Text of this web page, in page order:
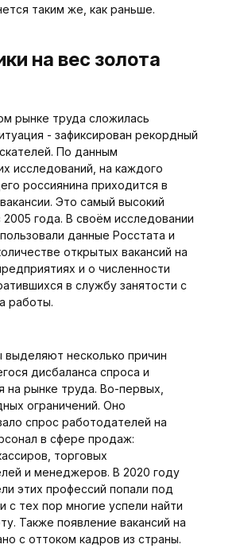
таким же, как раньше.
на вес золота
рынке труда сложилась
- зафиксирован рекордный
По данным
исследований, на каждого
россиянина приходится в
Это самый высокий
2005 года. В своём исследовании
данные Росстата и
открытых вакансий на
и о численнос­ти
в службу занятости с
работы.
выделяют несколько причин
дисбаланса спроса и
на рынке труда. Во-первых,
ограничений. Оно
спрос работодателей на
в сфере продаж:
торговых
и менеджеров. В 2020 году
этих профессий попали под
с тех пор многие успели найти
Также появление вакансий на
с оттоком кадров из страны.